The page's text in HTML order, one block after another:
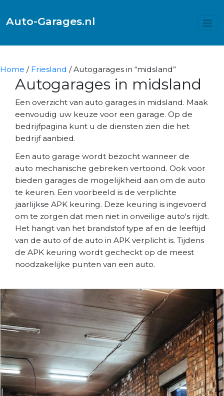
Auto-Garages.nl
Home / Friesland / Autogarages in “midsland”
Autogarages in midsland
Een overzicht van auto garages in midsland. Maak
eenvoudig uw keuze voor een garage. Op de
bedrijfpagina kunt u de diensten zien die het
bedrijf aanbied.
Een auto garage wordt bezocht wanneer de
auto mechanische gebreken vertoond. Ook voor
bieden garages de mogelijkheid aan om de auto
te keuren. Een voorbeeld is de verplichte
jaarlijkse APK keuring. Deze keuring is ingevoerd
om te zorgen dat men niet in onveilige auto's rijdt.
Het hangt van het brandstof type af en de leeftijd
van de auto of de auto in APK verplicht is. Tijdens
de APK keuring wordt gecheckt op de meest
noodzakelijke punten van een auto.